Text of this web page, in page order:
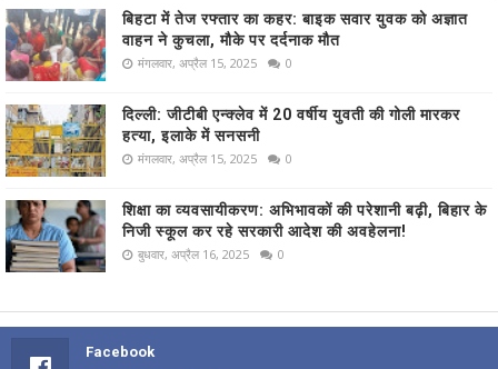
बिहटा में तेज रफ्तार का कहर: बाइक सवार युवक को अज्ञात
वाहन ने कुचला, मौके पर दर्दनाक मौत
मंगलवार, अप्रैल 15, 2025 0
दिल्ली: जीटीबी एन्क्लेव में 20 वर्षीय युवती की गोली मारकर
हत्या, इलाके में सनसनी
मंगलवार, अप्रैल 15, 2025 0
शिक्षा का व्यवसायीकरण: अभिभावकों की परेशानी बढ़ी, बिहार के
निजी स्कूल कर रहे सरकारी आदेश की अवहेलना!
बुधवार, अप्रैल 16, 2025 0
Facebook